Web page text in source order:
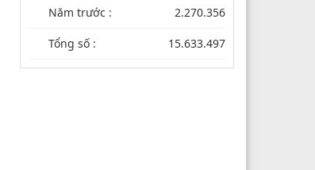
Năm trước : 2.270.356
Tổng số : 15.633.497